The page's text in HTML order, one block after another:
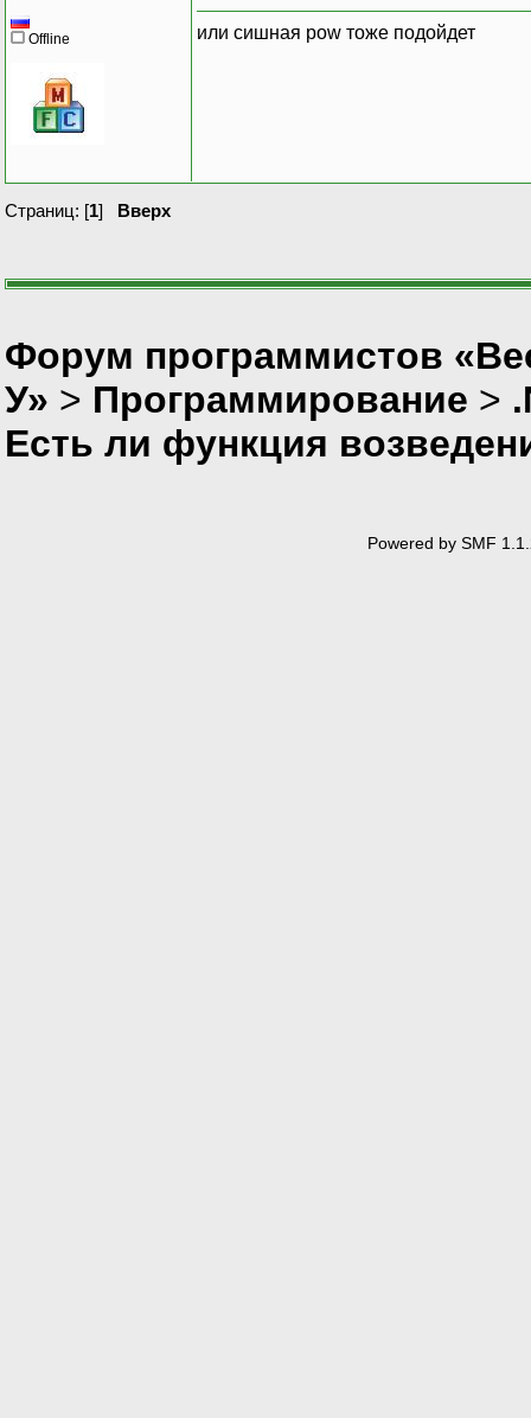
Offline или сишная pow тоже подойдет
Страниц: [1] Вверх
Форум программистов
У» > Программирование >
Есть ли функция
Powered by SMF